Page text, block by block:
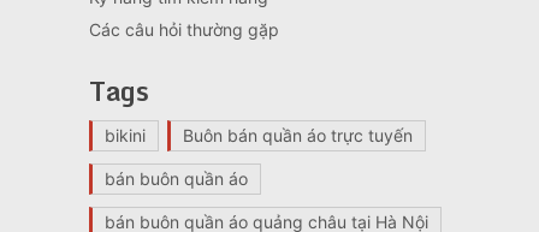
Các câu hỏi thường gặp
Tags
bikini Buôn bán quần áo trực tuyến
bán buôn quần áo
bán buôn quần áo quảng châu tại Hà Nội